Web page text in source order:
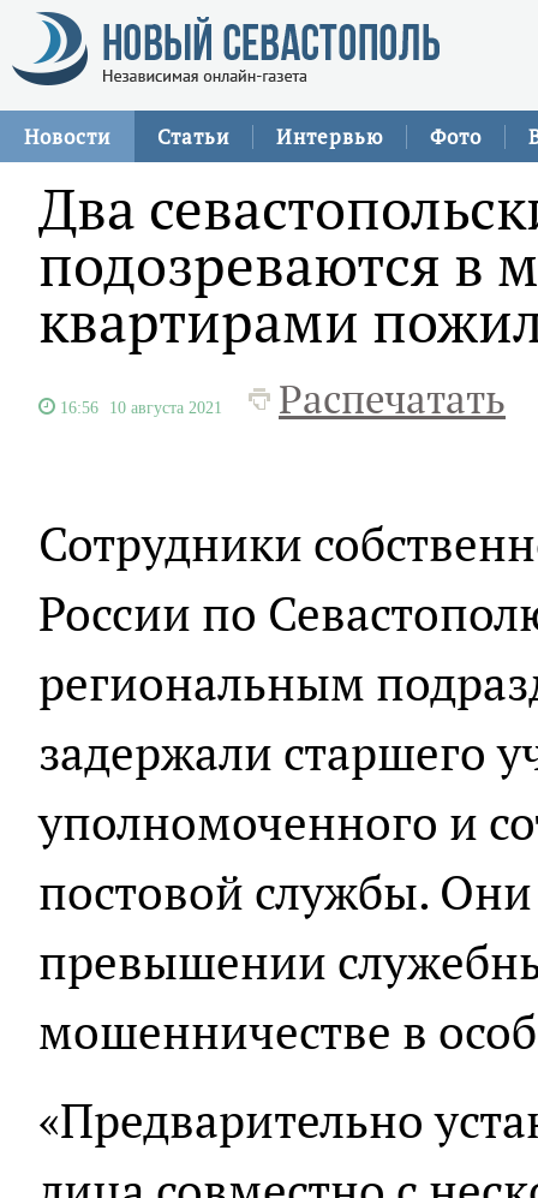
Новости Статьи Интервью Фото
Два
подозреваются в
квартирами
16:56 10 августа 2021 Распечатать
Сотрудники
России по
региональным
задержали старшего
уполномоченного и
постовой службы.
превышении
мошенничестве в
«Предварительно